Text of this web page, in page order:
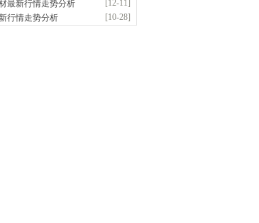
958条 联系方式
有限公司
最新行情走势分析
[12-11]
行情走势分析
[10-28]